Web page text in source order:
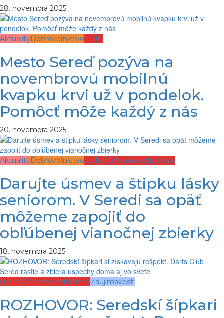
28. novembra 2025
AktualityDobrovoľníctvoĽudia
Mesto Sereď pozýva na
novembrovú mobilnú
kvapku krvi už v pondelok.
Pomôcť môže každý z nás
20. novembra 2025
AktualityDobrovoľníctvoĽudiaObčianske združenia
Darujte úsmev a štipku lásky
seniorom. V Seredi sa opäť
môžeme zapojiť do
obľúbenej vianočnej zbierky
18. novembra 2025
ĽudiaObčianske združeniaZaujímavosti
ROZHOVOR: Seredskí šípkari